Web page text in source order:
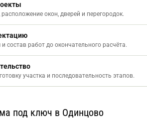
окон, дверей и перегородок.
состав работ до окончательного расчёта.
участка и последовательность этапов.
под ключ в Одинцово